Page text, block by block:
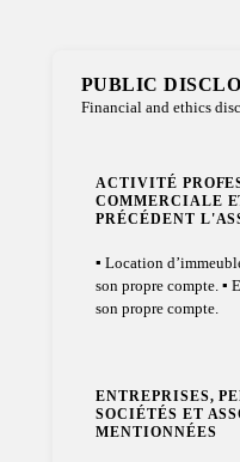
PUBLIC
Financial and ethics
ACTIVITÉ
COMMERCIALE
PRÉCÉDENT
▪ Location
son propre compte. ▪
son propre compte.
ENTREPRISES,
SOCIÉTÉS ET
MENTIONNÉES